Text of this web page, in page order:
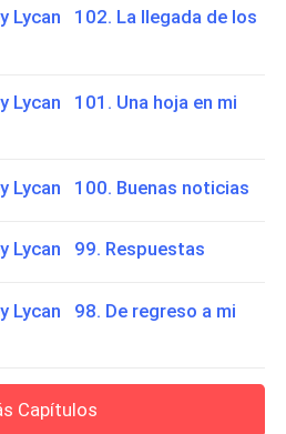
Lycan 102. La llegada de los
Lycan 101. Una hoja en mi
Lycan 100. Buenas noticias
Lycan 99. Respuestas
Lycan 98. De regreso a mi
Capítulos